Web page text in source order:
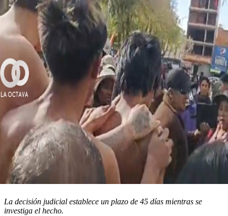
La decisión judicial establece un plazo de 45 días mientras se
investiga el hecho.